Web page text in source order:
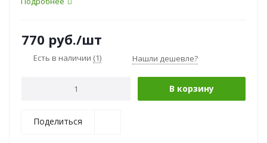
770 руб./шт
Есть в наличии (1) Нашли дешевле?
В корзину
Поделиться